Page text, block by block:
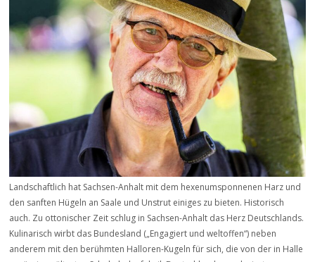
Landschaftlich hat Sachsen-Anhalt mit dem hexenumsponnenen Harz und
den sanften Hügeln an Saale und Unstrut einiges zu bieten. Historisch
auch. Zu ottonischer Zeit schlug in Sachsen-Anhalt das Herz Deutschlands.
Kulinarisch wirbt das Bundesland („Engagiert und weltoffen“) neben
anderem mit den berühmten Halloren-Kugeln für sich, die von der in Halle